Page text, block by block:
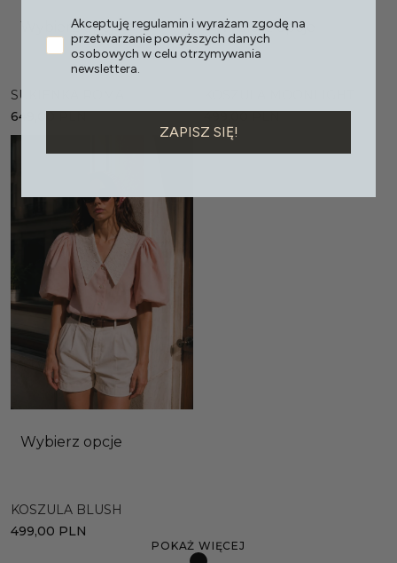
Wybierz opcje
SUKIENKA ROMA
649,00PLN
Wybierz opcje
499,00PLN
Wybierz opcje
KOSZULA BLUSH
499,00 PLN
POKAŻ WIĘCEJ
Akceptuję regulamin i wyrażam zgodę na
przetwarzanie powyższych danych
osobowych w celu otrzymywania
newslettera.
ZAPISZ SIĘ!